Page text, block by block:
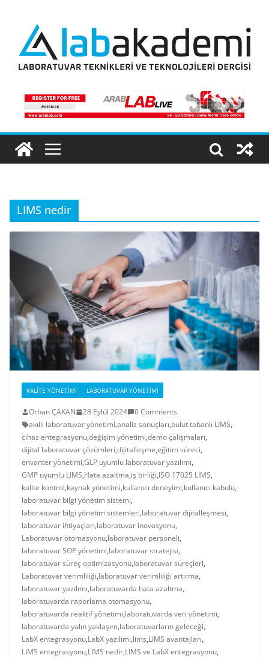
content
LIMS nedir
KALITE YÖNETIMI LABORATUVAR YÖNETIMI
Orhan ÇAKAN 28 Eylül 2024
0 Comments
akıllı laboratuvar yönetimi,analiz sonuçları,bulut tabanlı LIMS,
cihaz entegrasyonu,değişim yönetimi,demo çalışmaları,
dijital laboratuvar çözümleri,dijitalleşme,eğitim süreci,
envanter yönetimi,GLP uyumlu laboratuvar yazılımı,
GMP uyumlu LIMS,Hata azaltma,iş birliği,ISO 17025 LIMS,
kalite kontrol,kaynak yönetimi,kullanıcı deneyimi,kullanıcı kabulü,
laboratuvar bilgi yönetim sistemi,
laboratuvar bilgi yönetim sistemleri,laboratuvar dijitalleşmesi,
laboratuvar ihtiyaçları,laboratuvar inovasyonu,
Laboratuvar otomasyonu,laboratuvar personeli,
laboratuvar SOP yönetimi,laboratuvar stratejisi,
laboratuvar süreç optimizasyonu,laboratuvar süreçleri,
Laboratuvar verimliliği,laboratuvar verimliliği artırma,
laboratuvar yazılımı,laboratuvarda hata azaltma,
laboratuvarda raporlama otomasyonu,
laboratuvarda reaktif yönetimi,laboratuvarda veri yönetimi,
laboratuvarda yalın yaklaşım,laboratuvarların geleceği,
LabX entegrasyonu,LabX yazılımı,lims,LIMS avantajları,
LIMS entegrasyonu,LIMS nedir,LIMS ve LabX entegrasyonu,